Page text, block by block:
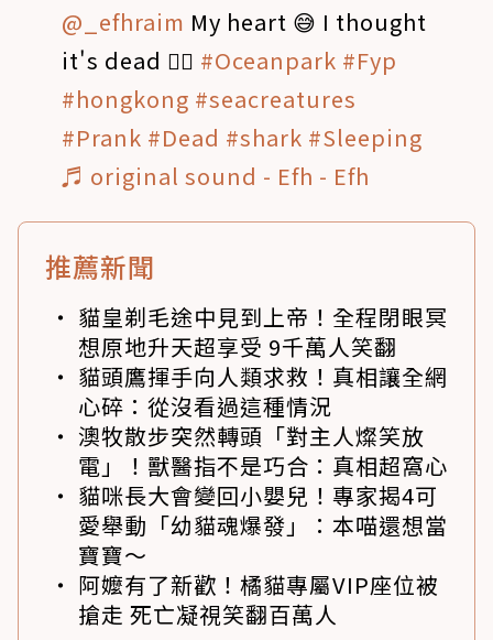
@_efhraim My heart 😅 I thought
it's dead 🤦‍♂️ #Oceanpark #Fyp
#hongkong #seacreatures
#Prank #Dead #shark #Sleeping
♬ original sound - Efh - Efh
推薦新聞
貓皇剃毛途中見到上帝！全程閉眼冥
想原地升天超享受 9千萬人笑翻
貓頭鷹揮手向人類求救！真相讓全網
心碎：從沒看過這種情況
澳牧散步突然轉頭「對主人燦笑放
電」！獸醫指不是巧合：真相超窩心
貓咪長大會變回小嬰兒！專家揭4可
愛舉動「幼貓魂爆發」：本喵還想當
寶寶～
阿嬤有了新歡！橘貓專屬VIP座位被
搶走 死亡凝視笑翻百萬人